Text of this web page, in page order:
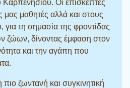
Οι επισκέπτες
μας μαθητές αλλά και στους
για τη σημασία της φροντίδας
ζώων, δίνοντας έμφαση στον
και την αγάπη που
πιο ζωντανή και συγκινητική